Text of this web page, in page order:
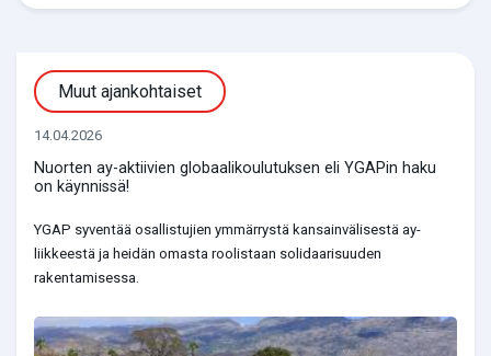
Muut ajankohtaiset
14.04.2026
Nuorten ay-aktiivien globaalikoulutuksen eli YGAPin haku
on käynnissä!
YGAP syventää osallistujien ymmärrystä kansainvälisestä ay-
liikkeestä ja heidän omasta roolistaan solidaarisuuden
rakentamisessa.